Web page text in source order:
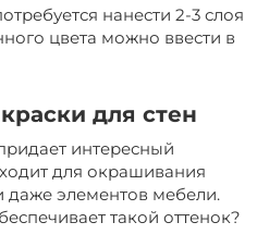
нанести 2-3 слоя
цвета можно ввести в
для стен
интересный
для окрашивания
даже элементов мебели.
такой оттенок?